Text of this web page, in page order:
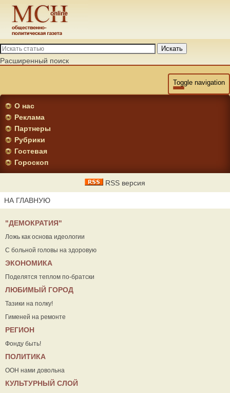
Искать
Расширенный поиск
Toggle navigation
О нас
Реклама
Партнеры
Рубрики
Гостевая
Гороскоп
RSS версия
НА ГЛАВНУЮ
"ДЕМОКРАТИЯ"
Ложь как основа идеологии
С больной головы на здоровую
ЭКОНОМИКА
Поделятся теплом по-братски
ЛЮБИМЫЙ ГОРОД
Тазики на полку!
Гименей на ремонте
РЕГИОН
Фонду быть!
ПОЛИТИКА
ООН нами довольна
КУЛЬТУРНЫЙ СЛОЙ